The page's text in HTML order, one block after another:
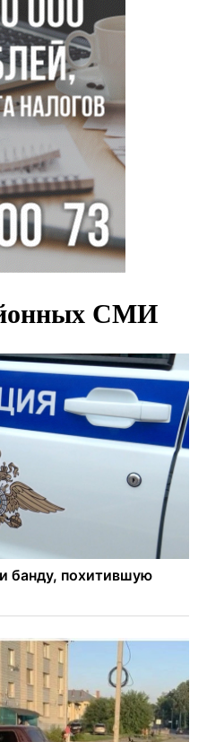
Туркова сыграла мать